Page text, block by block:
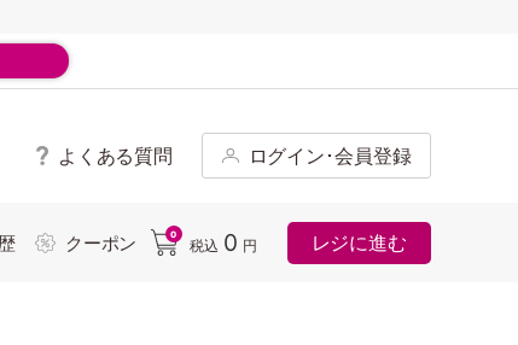
よくある質問 ログイン･会員登録
クーポン 0
税込 0 円 レジに進む